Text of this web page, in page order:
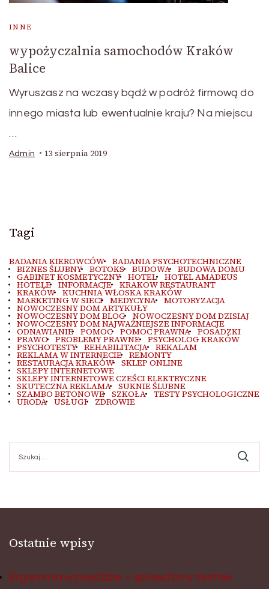
INNE
wypożyczalnia samochodów Kraków
Balice
Wyruszasz na wczasy bądź w podróż firmową do
innego miasta lub ewentualnie kraju? Na miejscu
…
Admin 13 sierpnia 2019
Tagi
BADANIA KIEROWCÓW BADANIA PSYCHOTECHNICZNE
BIZNES ŚLUBNY BOTOKS BUDOWA BUDOWA DOMU
GABINET KOSMETYCZNY HOTEL HOTEL AMADEUS
HOTELE INFORMACJE KRAKOW RESTAURANT
KRAKÓW KUCHNIA WŁOSKA KRAKÓW
MARKETING W SIECI MEDYCYNA MOTORYZACJA
NOWOCZESNY DOM ARTYKUŁY
NOWOCZESNY DOM BLOG NOWOCZESNY DOM DZISIAJ
NOWOCZESNY DOM NAJWAŻNIEJSZE INFORMACJE
ODNAWIANIE POMOC POMOC PRAWNA POSADZKI
PRAWO PROBLEMY PRAWNE PSYCHOLOG KRAKÓW
PSYCHOTESTY REHABILITACJA REKALAM
REKLAMA W INTERNECIE REMONTY
RESTAURACJA KRAKÓW SKLEP ONLINE
SKLEPY INTERNETOWE
SKLEPY INTERNETOWE CZEŚCI ELEKTRYCZNE
SKUTECZNA REKLAMA SUKNIE ŚLUBNE
SZAMBO BETONOWE SZKOŁA TESTY PSYCHOLOGICZNE
URODA USŁUGI ZDROWIE
Ostatnie wpisy
Ergonomia w pojeździe – sprawdzony zestaw